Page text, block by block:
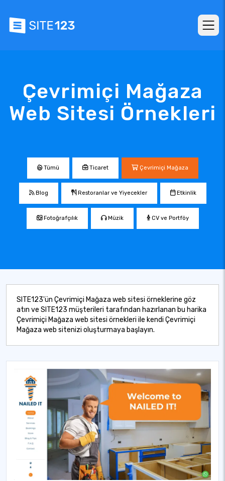
Çevrimiçi Mağaza
Web Sitesi Örnekleri
Tümü Ticaret Çevrimiçi Mağaza
Blog Restoranlar ve Yiyecekler Etkinlik
Fotoğrafçılık Müzik CV ve Portföy
SITE123'ün Çevrimiçi Mağaza web sitesi örneklerine göz
atın ve SITE123 müşterileri tarafından hazırlanan bu harika
Çevrimiçi Mağaza web sitesi örnekleri ile kendi Çevrimiçi
Mağaza web sitenizi oluşturmaya başlayın.